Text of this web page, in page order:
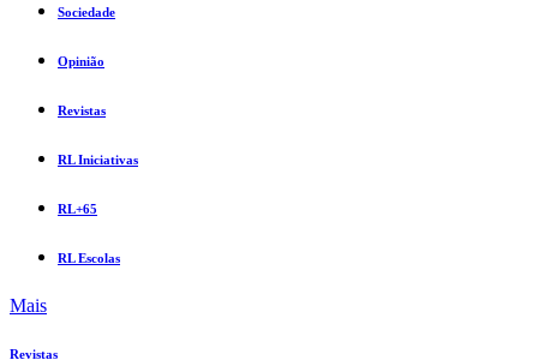
Sociedade
Opinião
Revistas
RL Iniciativas
RL+65
RL Escolas
Mais
Revistas